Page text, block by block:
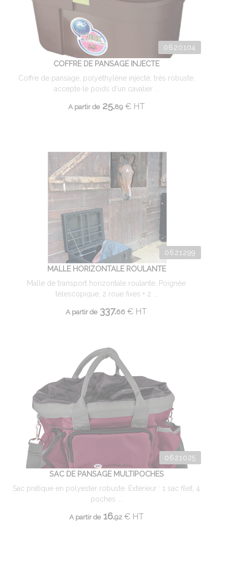
0620104
COFFRE DE PANSAGE INJECTE
Coffre de pansage, polyéthylène injecté, très robuste,
accepte le poids d'un cavalier ...
A partir de25.89 €HT
0621299
MALLE HORIZONTALE ROULANTE
Malle de transport horizontale roulante. Poignée
télescopique, 2 roue fixes + 2 ...
A partir de337.66 € HT
0621025
SAC DE PANSAGE MULTIPOCHES
Sac pratique en polyester robuste. Extérieur : 1 sac filet, 4
poches ...
A partir de16.92 €HT